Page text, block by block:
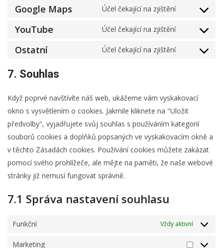
mixpanel
google-
Google Maps Účel čekající na zjištění
Consent
google-
YouTube Účel čekající na zjištění
Consent
Ostatní Účel čekající na zjištění
Consent
7. Souhlas
Když poprvé navštívíte náš web, ukážeme vám vyskakovací
okno s vysvětlením o cookies. Jakmile kliknete na "Uložit
předvolby", vyjadřujete svůj souhlas s používáním kategorií
souborů cookies a doplňků popsaných ve vyskakovacím okně a
v těchto Zásadách cookies. Používání cookies můžete zakázat
pomocí svého prohlížeče, ale mějte na paměti, že naše webové
stránky již nemusí fungovat správně.
7.1 Správa nastavení souhlasu
Funkční Vždy aktivní
Marketing